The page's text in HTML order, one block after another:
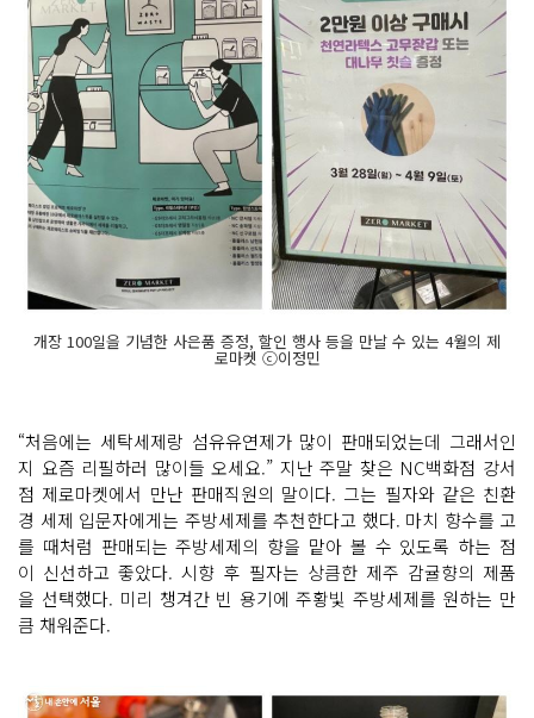
개장 100일을 기념한 사은품 증정, 할인 행사 등을 만날 수 있는 4월의 제
로마켓 ⓒ이정민
“처음에는 세탁세제랑 섬유유연제가 많이 판매되었는데 그래서인
지 요즘 리필하러 많이들 오세요.” 지난 주말 찾은 NC백화점 강서
점 제로마켓에서 만난 판매직원의 말이다. 그는 필자와 같은 친환
경 세제 입문자에게는 주방세제를 추천한다고 했다. 마치 향수를 고
를 때처럼 판매되는 주방세제의 향을 맡아 볼 수 있도록 하는 점
이 신선하고 좋았다. 시향 후 필자는 상큼한 제주 감귤향의 제품
을 선택했다. 미리 챙겨간 빈 용기에 주황빛 주방세제를 원하는 만
큼 채워준다.